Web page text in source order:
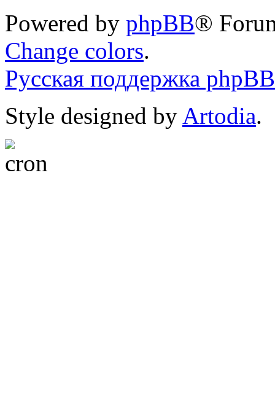
Powered by phpBB®
Change colors.
Русская поддержка phpBB
Style designed by Artodia.